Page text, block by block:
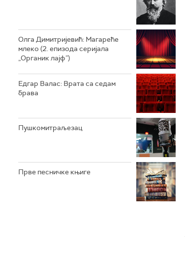
Олга Димитријевић: Магареће
млеко (2. епизода серијала
„Органик лајф”)
Едгар Валас: Врата са седам
брава
Пушкомитраљезац
Прве песничке књиге